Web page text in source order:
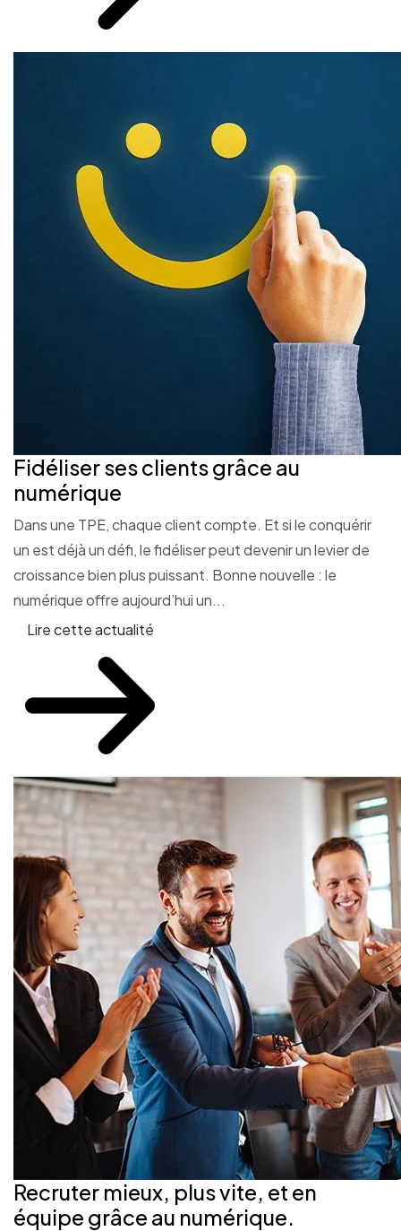
Fidéliser ses clients grâce au
numérique
Dans une TPE, chaque client compte. Et si le conquérir
un est déjà un défi, le fidéliser peut devenir un levier de
croissance bien plus puissant. Bonne nouvelle : le
numérique offre aujourd’hui un...
Lire cette actualité
Recruter mieux, plus vite, et en
équipe grâce au numérique.